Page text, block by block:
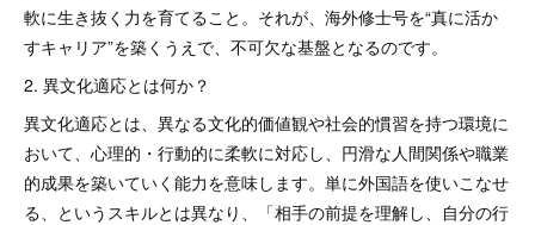
軟に生き抜く力を育てること。それが、海外修士号を“真に活か
すキャリア”を築くうえで、不可欠な基盤となるのです。
2. 異文化適応とは何か？
異文化適応とは、異なる文化的価値観や社会的慣習を持つ環境に
おいて、心理的・行動的に柔軟に対応し、円滑な人間関係や職業
的成果を築いていく能力を意味します。単に外国語を使いこなせ
る、というスキルとは異なり、「相手の前提を理解し、自分の行